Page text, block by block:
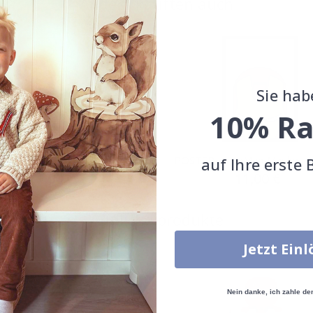
Tyrannosaurus
Special
Price
11,00 €
POSTER - IronMan-Maske
Ähnliche produkte
Sie
10%
auf Ihre erste
Jetzt
Nein danke, ich zahle